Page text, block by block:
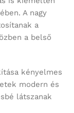
A nagy
a
a belső
kényelmes
modern és
látszanak